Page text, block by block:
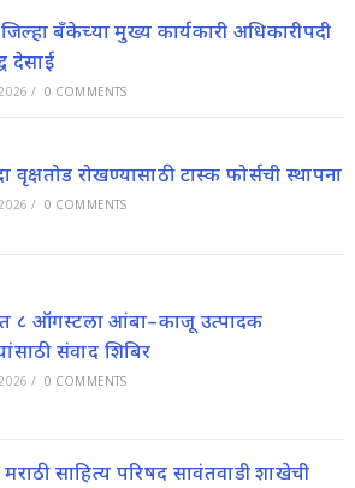
जिल्हा बँकेच्या मुख्य कार्यकारी अधिकारीपदी
देसाई
/ 0 COMMENTS
वृक्षतोड रोखण्यासाठी टास्क फोर्सची स्थापना
/ 0 COMMENTS
८ ऑगस्टला आंबा–काजू उत्पादक
संवाद शिबिर
/ 0 COMMENTS
साहित्य परिषद सावंतवाडी शाखेची